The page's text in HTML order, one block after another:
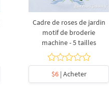
Cadre de roses de jardin
motif de broderie
machine - 5 tailles
$6| Acheter